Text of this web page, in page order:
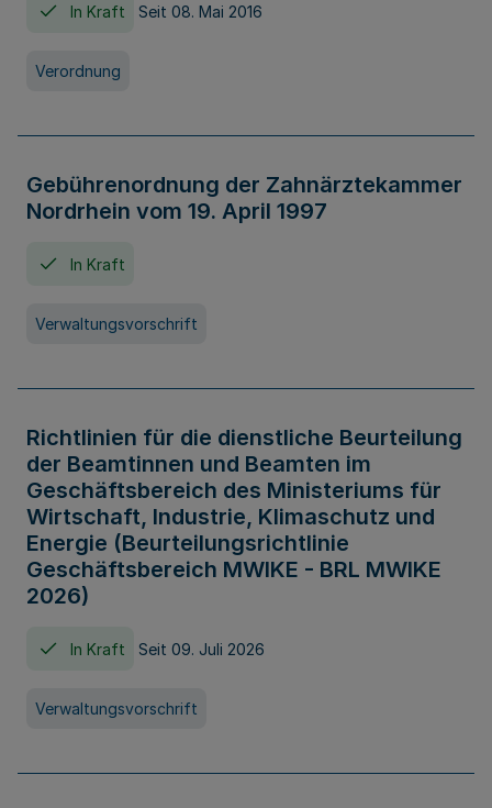
In Kraft Seit 08. Mai 2016
Verordnung
Gebührenordnung der Zahnärztekammer
Nordrhein vom 19. April 1997
In Kraft
Verwaltungsvorschrift
Richtlinien für die dienstliche Beurteilung
der Beamtinnen und Beamten im
Geschäftsbereich des Ministeriums für
Wirtschaft, Industrie, Klimaschutz und
Energie (Beurteilungsrichtlinie
Geschäftsbereich MWIKE - BRL MWIKE
2026)
In Kraft Seit 09. Juli 2026
Verwaltungsvorschrift